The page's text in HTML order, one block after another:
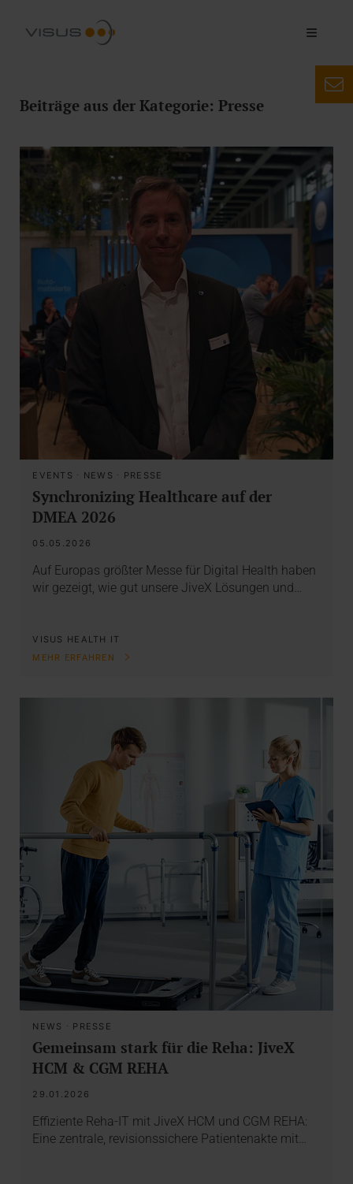
Beiträge aus der Kategorie: Presse
EVENTS · NEWS · PRESSE
Synchronizing Healthcare auf der
DMEA 2026
05.05.2026
Auf Europas größter Messe für Digital Health haben
wir gezeigt, wie gut unsere JiveX Lösungen und…
VISUS HEALTH IT
MEHR ERFAHREN
NEWS · PRESSE
Gemeinsam stark für die Reha: JiveX
HCM & CGM REHA
29.01.2026
Effiziente Reha-IT mit JiveX HCM und CGM REHA:
Eine zentrale, revisionssichere Patientenakte mit…